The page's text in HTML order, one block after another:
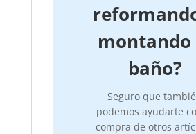
montando
baño?
Seguro que
podemos ayudarte
compra de otros